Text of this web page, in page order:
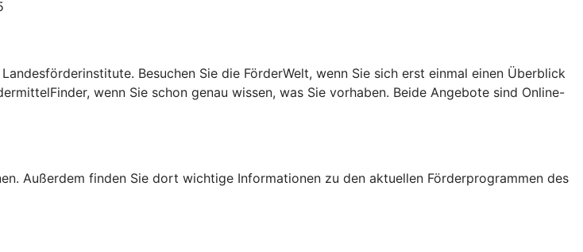
Besuchen Sie die FörderWelt, wenn Sie sich erst einmal einen Überblick
wenn Sie schon genau wissen, was Sie vorhaben. Beide Angebote sind Online-
Außerdem finden Sie dort wichtige Informationen zu den aktuellen Förderprogrammen des